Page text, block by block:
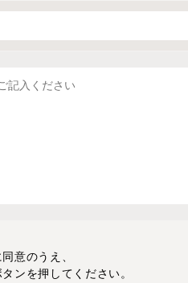
同意のうえ、
ンを押してください。